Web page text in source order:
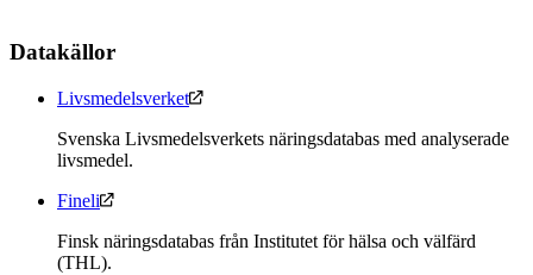
Datakällor
Livsmedelsverket
Svenska Livsmedelsverkets näringsdatabas med analyserade
livsmedel.
Fineli
Finsk näringsdatabas från Institutet för hälsa och välfärd
(THL).